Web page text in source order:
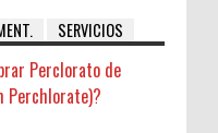
SERVICIOS
Perclorato de
Perchlorate)?